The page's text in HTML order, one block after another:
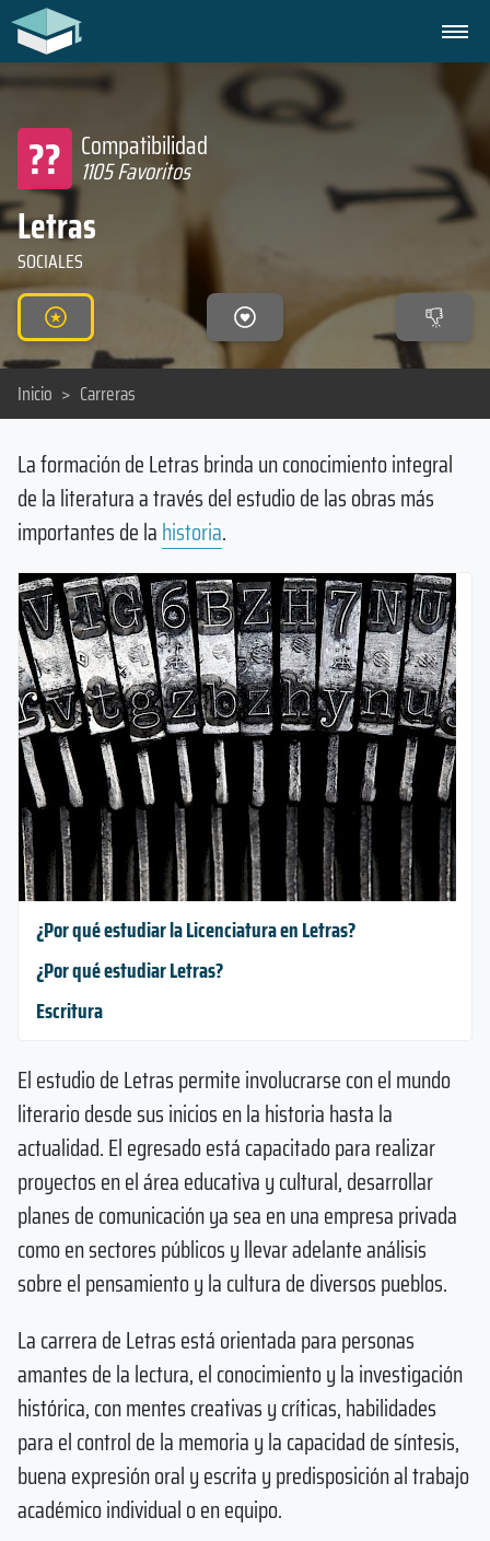
Letras
Compatibilidad
1105 Favoritos
??
SOCIALES
Inicio > Carreras
La formación de Letras brinda un conocimiento integral
de la literatura a través del estudio de las obras más
importantes de lahistoria.
¿Por qué estudiar la Licenciatura en Letras?
¿Por qué estudiar Letras?
Escritura
El estudio de Letras permite involucrarse con el mundo
literario desde sus inicios en la historia hasta la
actualidad. El egresado está capacitado para realizar
proyectos en el área educativa y cultural, desarrollar
planes de comunicación ya sea en una empresa privada
como en sectores públicos y llevar adelante análisis
sobre el pensamiento y la cultura de diversos pueblos.
La carrera de Letras está orientada para personas
amantes de la lectura, el conocimiento y la investigación
histórica, con mentes creativas y críticas, habilidades
para el control de la memoria y la capacidad de síntesis,
buena expresión oral y escrita y predisposición al trabajo
académico individual o en equipo.